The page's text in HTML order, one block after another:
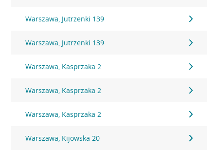
Warszawa, Jutrzenki 139
Warszawa, Jutrzenki 139
Warszawa, Kasprzaka 2
Warszawa, Kasprzaka 2
Warszawa, Kasprzaka 2
Warszawa, Kijowska 20